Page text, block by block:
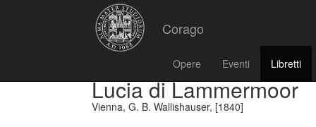
Corago
Opere Eventi Libretti
Lucia di Lammermoor
Vienna, G. B. Wallishauser, [1840]